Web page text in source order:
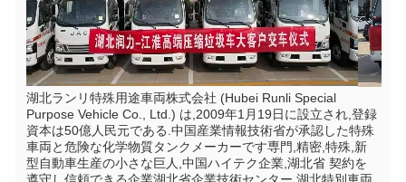
湖北ランリ特殊用途車両株式会社 (Hubei Runli Special
Purpose Vehicle Co., Ltd.) は,2009年1月19日に設立され,登録
資本は50億人民元である.中国産業情報技術省が承認した特殊
車両と危険な化学物質タンクメーカーです専門,精密,特殊,新
型自動車生産の小さな巨人,中国ハイテク企業,湖北省 契約を